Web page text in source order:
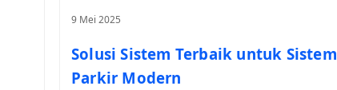
9 Mei 2025
Solusi Sistem Terbaik untuk Sistem
Parkir Modern